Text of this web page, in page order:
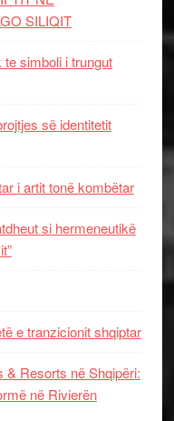
SILIQIT
simboli i trungut
së identitetit
i artit tonë kombëtar
si hermeneutikë
e tranzicionit shqiptar
Resorts në Shqipëri:
në Rivierën